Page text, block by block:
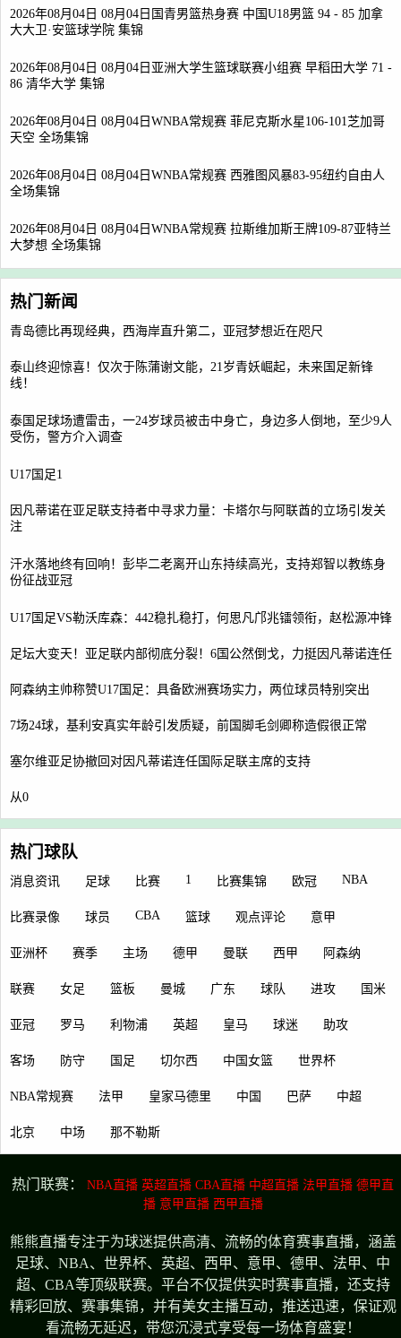
2026年08月04日 08月04日国青男篮热身赛 中国U18男篮 94 - 85 加拿
大大卫·安篮球学院 集锦
2026年08月04日 08月04日亚洲大学生篮球联赛小组赛 早稻田大学 71 -
86 清华大学 集锦
2026年08月04日 08月04日WNBA常规赛 菲尼克斯水星106-101芝加哥
天空 全场集锦
2026年08月04日 08月04日WNBA常规赛 西雅图风暴83-95纽约自由人
全场集锦
2026年08月04日 08月04日WNBA常规赛 拉斯维加斯王牌109-87亚特兰
大梦想 全场集锦
热门新闻
青岛德比再现经典，西海岸直升第二，亚冠梦想近在咫尺
泰山终迎惊喜！仅次于陈蒲谢文能，21岁青妖崛起，未来国足新锋
线！
泰国足球场遭雷击，一24岁球员被击中身亡，身边多人倒地，至少9人
受伤，警方介入调查
U17国足1
因凡蒂诺在亚足联支持者中寻求力量：卡塔尔与阿联酋的立场引发关
注
汗水落地终有回响！彭毕二老离开山东持续高光，支持郑智以教练身
份征战亚冠
U17国足VS勒沃库森：442稳扎稳打，何思凡邝兆镭领衔，赵松源冲锋
足坛大变天！亚足联内部彻底分裂！6国公然倒戈，力挺因凡蒂诺连任
阿森纳主帅称赞U17国足：具备欧洲赛场实力，两位球员特别突出
7场24球，基利安真实年龄引发质疑，前国脚毛剑卿称造假很正常
塞尔维亚足协撤回对因凡蒂诺连任国际足联主席的支持
从0
热门球队
消息资讯 足球 比赛 1 比赛集锦 欧冠 NBA
比赛录像 球员 CBA 篮球 观点评论 意甲
亚洲杯 赛季 主场 德甲 曼联 西甲 阿森纳
联赛 女足 篮板 曼城 广东 球队 进攻 国米
亚冠 罗马 利物浦 英超 皇马 球迷 助攻
客场 防守 国足 切尔西 中国女篮 世界杯
NBA常规赛 法甲 皇家马德里 中国 巴萨 中超
北京 中场 那不勒斯
热门联赛： NBA直播 英超直播 CBA直播 中超直播 法甲直播 德甲直
播 意甲直播 西甲直播
熊熊直播专注于为球迷提供高清、流畅的体育赛事直播，涵盖
足球、NBA、世界杯、英超、西甲、意甲、德甲、法甲、中
超、CBA等顶级联赛。平台不仅提供实时赛事直播，还支持
精彩回放、赛事集锦，并有美女主播互动，推送迅速，保证观
看流畅无延迟，带您沉浸式享受每一场体育盛宴！